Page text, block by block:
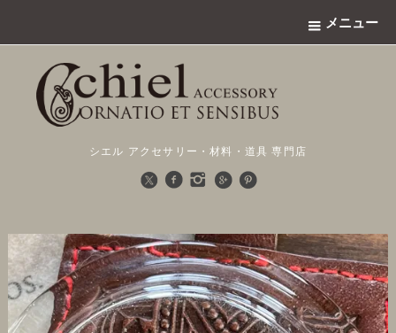
メニュー
シエル アクセサリー・材料・道具 専門店